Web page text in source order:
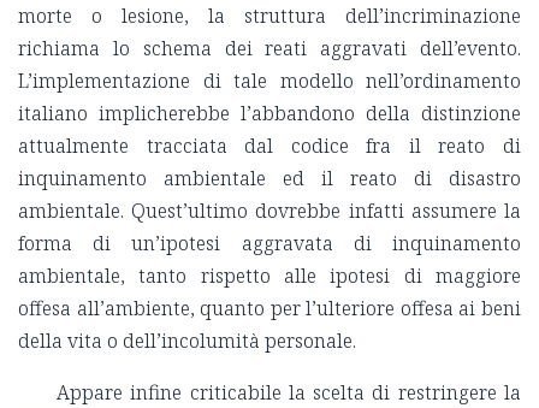
morte o lesione, la struttura dell’incriminazione
richiama lo schema dei reati aggravati dell’evento.
L’implementazione di tale modello nell’ordinamento
italiano implicherebbe l’abbandono della distinzione
attualmente tracciata dal codice fra il reato di
inquinamento ambientale ed il reato di disastro
ambientale. Quest’ultimo dovrebbe infatti assumere la
forma di un’ipotesi aggravata di inquinamento
ambientale, tanto rispetto alle ipotesi di maggiore
offesa all’ambiente, quanto per l’ulteriore offesa ai beni
della vita o dell’incolumità personale.
Appare infine criticabile la scelta di restringere la